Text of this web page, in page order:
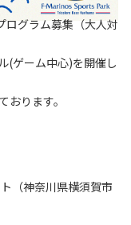
グラム募集（大人対
(ゲーム中心)を開催し
ります。
（神奈川県横須賀市